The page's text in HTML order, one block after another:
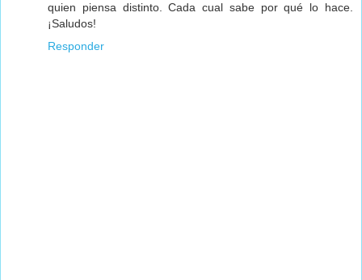
quien piensa distinto. Cada cual sabe por qué lo hace.
¡Saludos!
Responder